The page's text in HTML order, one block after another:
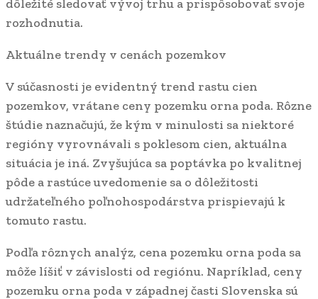
dôležité sledovať vývoj trhu a prispôsobovať svoje
rozhodnutia.
Aktuálne trendy v cenách pozemkov
V súčasnosti je evidentný trend rastu cien
pozemkov, vrátane ceny pozemku orna poda. Rôzne
štúdie naznačujú, že kým v minulosti sa niektoré
regióny vyrovnávali s poklesom cien, aktuálna
situácia je iná. Zvyšujúca sa poptávka po kvalitnej
pôde a rastúce uvedomenie sa o dôležitosti
udržateľného poľnohospodárstva prispievajú k
tomuto rastu.
Podľa rôznych analýz, cena pozemku orna poda sa
môže líšiť v závislosti od regiónu. Napríklad, ceny
pozemku orna poda v západnej časti Slovenska sú